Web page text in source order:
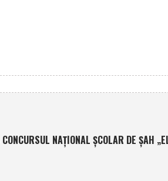
NAŢIONAL ŞCOLAR DE ŞAH